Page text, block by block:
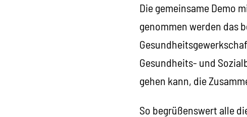
Die gemeinsame Demo
genommen werden das
Gesundheits- und
gehen kann, die
So begrüßenswert alle